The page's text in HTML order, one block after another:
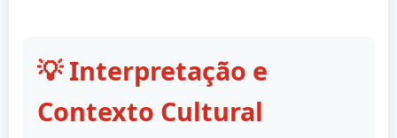
💡 Interpretação e
Contexto Cultural